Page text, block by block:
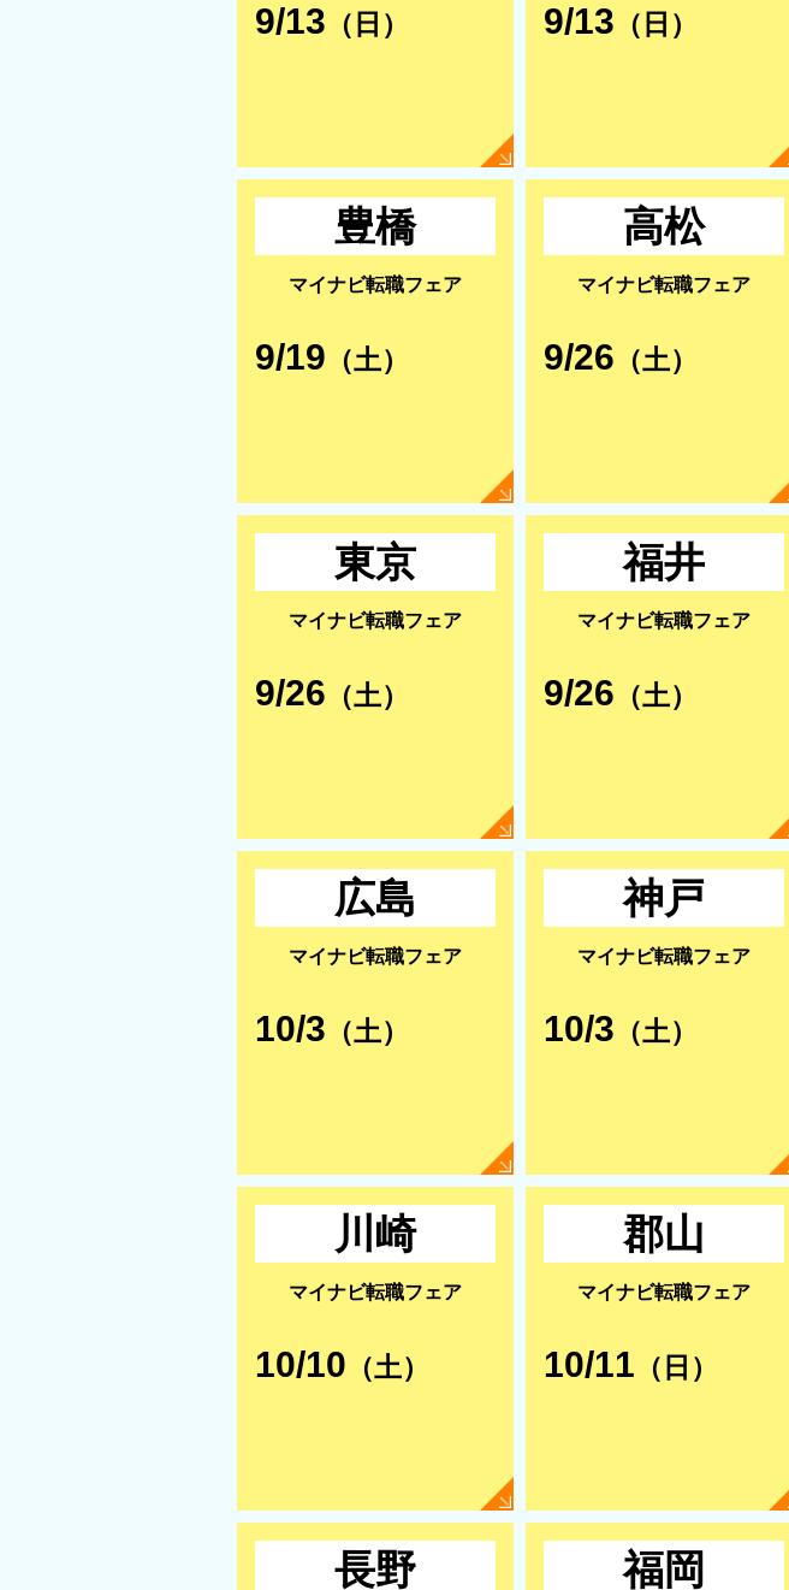
9/13 （日） 9/13 （日）
豊橋
マイナビ転職フェア
9/19 （土）
高松
マイナビ転職フェア
9/26 （土）
東京
マイナビ転職フェア
9/26 （土）
福井
マイナビ転職フェア
9/26 （土）
広島
マイナビ転職フェア
10/3 （土）
神戸
マイナビ転職フェア
10/3 （土）
川崎
マイナビ転職フェア
10/10 （土）
郡山
マイナビ転職フェア
10/11 （日）
長野 福岡